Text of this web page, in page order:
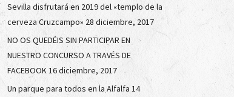
Sevilla disfrutará en 2019 del «templo de la
cerveza Cruzcampo» 28 diciembre, 2017
NO OS QUEDÉIS SIN PARTICIPAR EN
NUESTRO CONCURSO A TRAVÉS DE
FACEBOOK16 diciembre, 2017
Un parque para todos en la Alfalfa 14